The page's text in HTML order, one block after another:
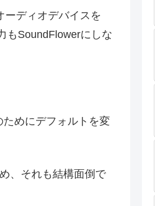
ーディオデバイスを
もSoundFlowerにしな
めにデフォルトを変
、それも結構面倒で